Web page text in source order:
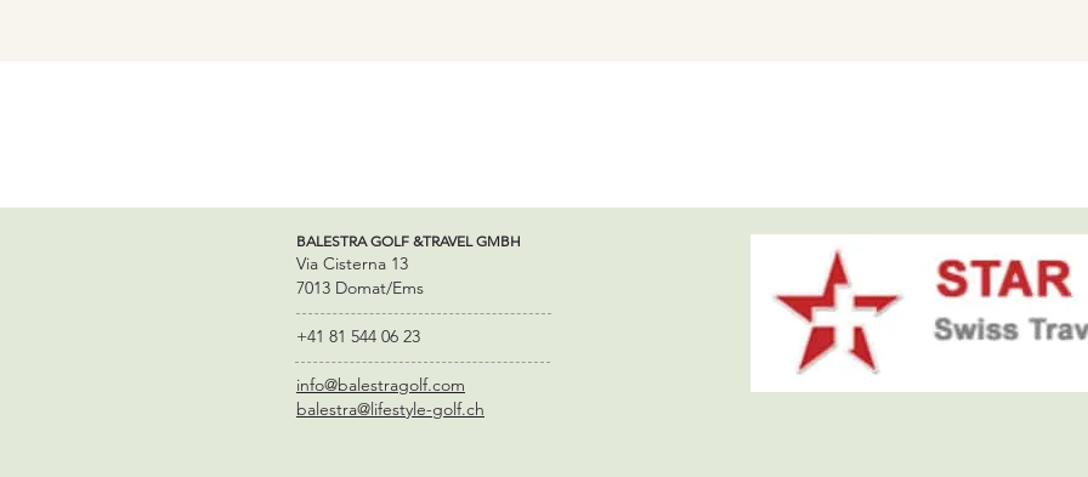
BALESTRA GOLF &TRAVEL GMBH
Via Cisterna 13
7013 Domat/Ems
+41 81 544 06 23
info@balestragolf.com
balestra@lifestyle-golf.ch